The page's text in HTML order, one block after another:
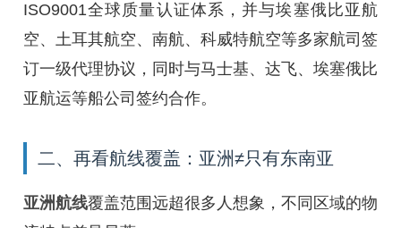
ISO9001全球质量认证体系，并与埃塞俄比亚航
空、土耳其航空、南航、科威特航空等多家航司签
订一级代理协议，同时与马士基、达飞、埃塞俄比
亚航运等船公司签约合作。
二、再看航线覆盖：亚洲≠只有东南亚
亚洲航线覆盖范围远超很多人想象，不同区域的物